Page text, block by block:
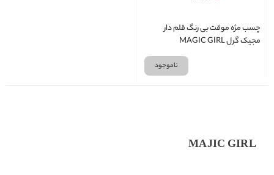
چسب مژه موقت بی رنگ قلم دار
مجیک گرل MAGIC GIRL
ناموجود
MAJIC GIRL